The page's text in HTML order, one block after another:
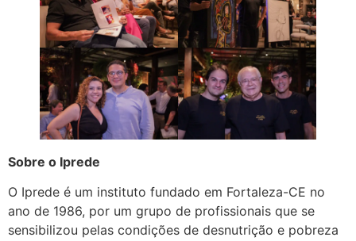
Sobre o Iprede
O Iprede é um instituto fundado em Fortaleza-CE no
ano de 1986, por um grupo de profissionais que se
sensibilizou pelas condições de desnutrição e pobreza